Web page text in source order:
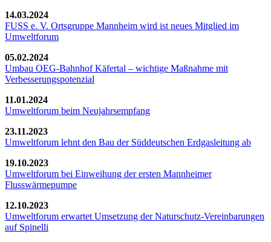
14.03.2024
FUSS e. V. Ortsgruppe Mannheim wird ist neues Mitglied im
Umweltforum
05.02.2024
Umbau OEG-Bahnhof Käfertal – wichtige Maßnahme mit
Verbesserungspotenzial
11.01.2024
Umweltforum beim Neujahrsempfang
23.11.2023
Umweltforum lehnt den Bau der Süddeutschen Erdgasleitung ab
19.10.2023
Umweltforum bei Einweihung der ersten Mannheimer
Flusswärmepumpe
12.10.2023
Umweltforum erwartet Umsetzung der Naturschutz-Vereinbarungen
auf Spinelli